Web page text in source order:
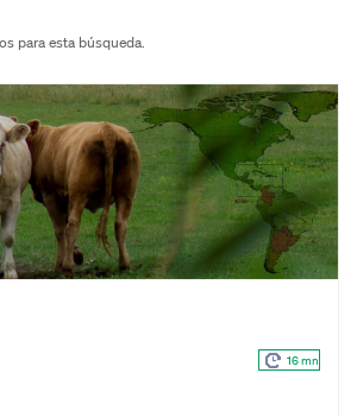
para esta búsqueda.
16 mn